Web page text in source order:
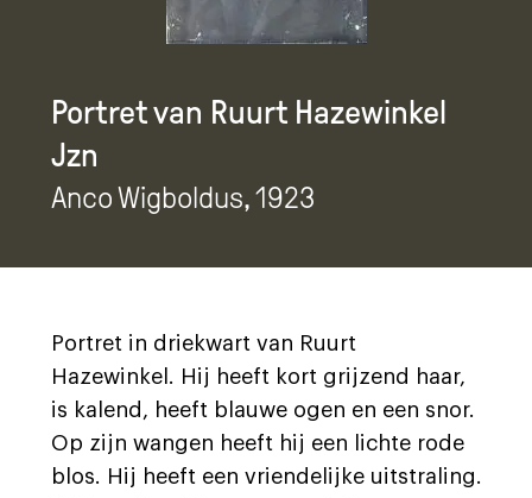
Portret van Ruurt Hazewinkel
Jzn
Anco Wigboldus, 1923
Portret in driekwart van Ruurt
Hazewinkel. Hij heeft kort grijzend haar,
is kalend, heeft blauwe ogen en een snor.
Op zijn wangen heeft hij een lichte rode
blos. Hij heeft een vriendelijke uitstraling.